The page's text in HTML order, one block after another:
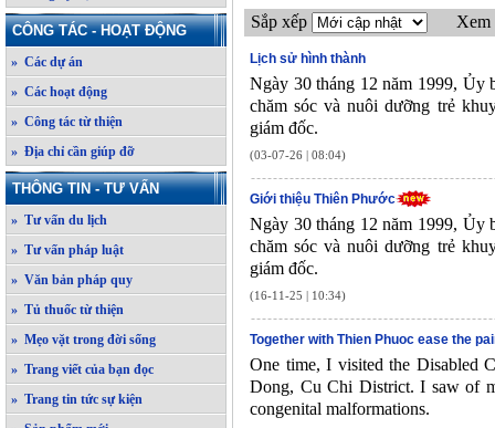
CÔNG TÁC - HOẠT ĐỘNG
» Các dự án
» Các hoạt động
» Công tác từ thiện
» Địa chỉ cần giúp đỡ
THÔNG TIN - TƯ VẤN
» Tư vấn du lịch
» Tư vấn pháp luật
» Văn bản pháp quy
» Tủ thuốc từ thiện
» Mẹo vặt trong đời sống
» Trang viết của bạn đọc
» Trang tin tức sự kiện
Sắp xếp Xem
Lịch sử hình thành
Ngày 30 tháng 12 năm 1999, Ủy
chăm sóc và nuôi dưỡng trẻ
giám đốc.
(03-07-26 | 08:04)
Giới thiệu Thiên Phước
Ngày 30 tháng 12 năm 1999, Ủy
chăm sóc và nuôi dưỡng trẻ
giám đốc.
(16-11-25 | 10:34)
Together with Thien Phuoc ease the
One time, I visited the Disabled
Dong, Cu Chi District. I saw of
congenital malformations.